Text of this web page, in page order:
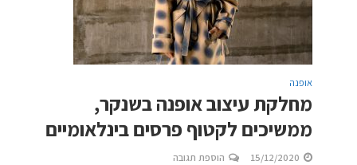
אופנה
מחלקת עיצוב אופנה בשנקר,
ממשיכים לקטוף פרסים בינלאומיים
15/12/2020 הוספת תגובה